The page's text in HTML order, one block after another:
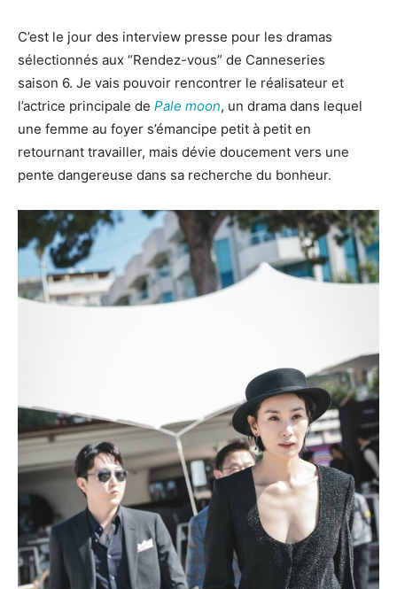
C’est le jour des interview presse pour les dramas
sélectionnés aux “Rendez-vous” de Canneseries
saison 6. Je vais pouvoir rencontrer le réalisateur et
l’actrice principale de Pale moon, un drama dans lequel
une femme au foyer s’émancipe petit à petit en
retournant travailler, mais dévie doucement vers une
pente dangereuse dans sa recherche du bonheur.